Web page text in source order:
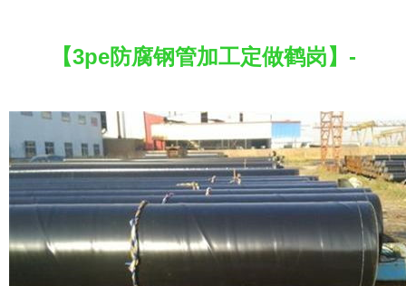
【3pe防腐钢管加工定做鹤岗】-